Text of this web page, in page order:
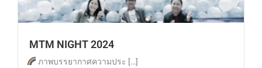
MTM NIGHT 2024
ภาพบรรยากาศความประ […]